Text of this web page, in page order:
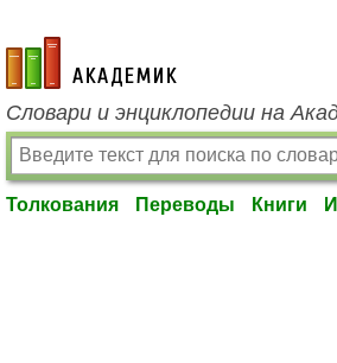
academic.ru
Словари и энциклопедии на
Толкования Переводы Книги